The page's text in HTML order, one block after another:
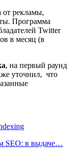
от рекламы,
Программа
Twitter
в месяц (в
, на первый раунд
уточнил, что
SEO: в выдаче…